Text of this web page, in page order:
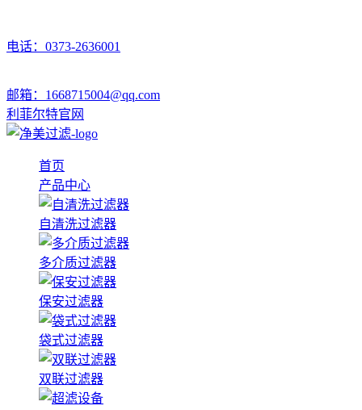
电话：0373-2636001
邮箱：1668715004@qq.com
利菲尔特官网
首页
产品中心
自清洗过滤器
多介质过滤器
保安过滤器
袋式过滤器
双联过滤器